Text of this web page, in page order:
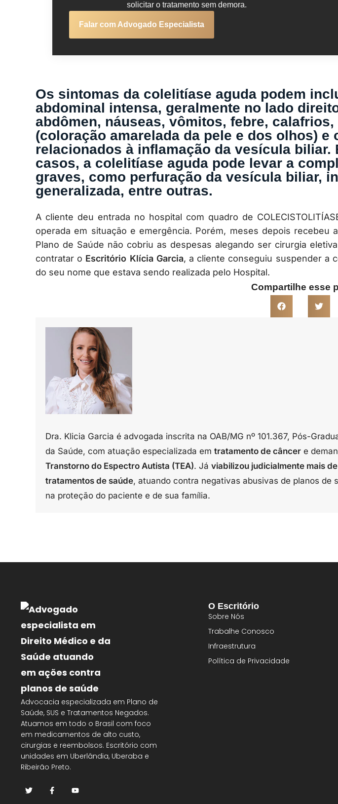
solicitar o tratamento sem demora.
Falar com Advogado Especialista
Os sintomas da colelitíase aguda podem
abdominal intensa, geralmente no lado
abdômen, náuseas, vômitos, febre,
(coloração amarelada da pele e dos olhos) e
relacionados à inflamação da vesícula biliar.
casos, a colelitíase aguda pode levar a
graves, como perfuração da vesícula biliar,
generalizada, entre outras.
A cliente deu entrada no hospital com quadro de
operada em situação e emergência. Porém, meses depois recebeu
Plano de Saúde não cobriu as despesas alegando ser cirurgia
contratar o Escritório Klícia Garcia, a cliente conseguiu suspender a
do seu nome que estava sendo realizada pelo Hospital.
Compartilhe esse
Dra. Klicia Garcia é advogada inscrita na OAB/MG nº 101.367, Pós-
da Saúde, com atuação especializada em tratamento de câncer e
Transtorno do Espectro Autista (TEA). Já viabilizou judicialmente mais de
tratamentos de saúde, atuando contra negativas abusivas de planos de
na proteção do paciente e de sua família.
Advocacia especializada em Plano de
Saúde, SUS e Tratamentos Negados.
Atuamos em todo o Brasil com foco
em medicamentos de alto custo,
cirurgias e reembolsos. Escritório com
unidades em Uberlândia, Uberaba e
Ribeirão Preto.
O Escritório
Sobre Nós
Trabalhe Conosco
Infraestrutura
Política de Privacidade